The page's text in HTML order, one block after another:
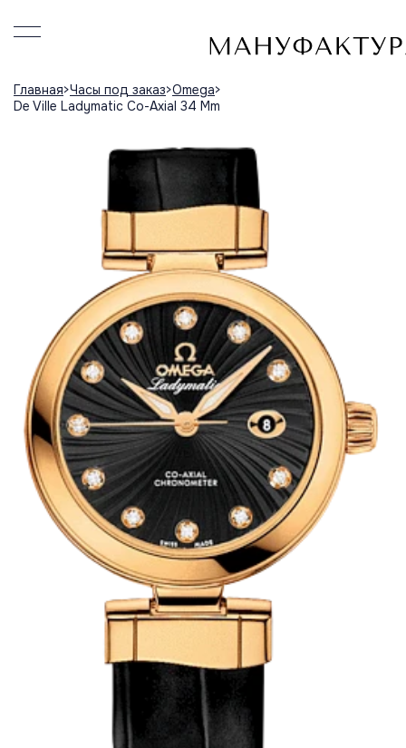
Главная Часы под заказ Omega
De Ville Ladymatic Co-Axial 34 Mm